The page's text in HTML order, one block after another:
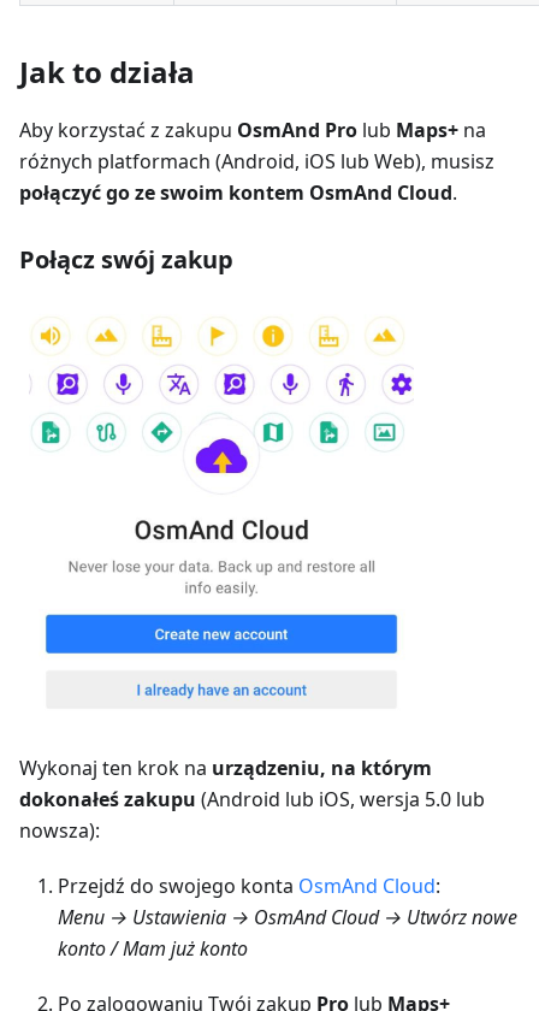
Jak to działa
Aby korzystać z zakupu OsmAnd Pro lub Maps+ na
różnych platformach (Android, iOS lub Web), musisz
połączyć go ze swoim kontem OsmAnd Cloud.
Połącz swój zakup
Wykonaj ten krok na urządzeniu, na którym
dokonałeś zakupu (Android lub iOS, wersja 5.0 lub
nowsza):
Przejdź do swojego konta OsmAnd Cloud:
Menu → Ustawienia → OsmAnd Cloud → Utwórz nowe
konto / Mam już konto
Po zalogowaniu Twój zakup Pro lub Maps+